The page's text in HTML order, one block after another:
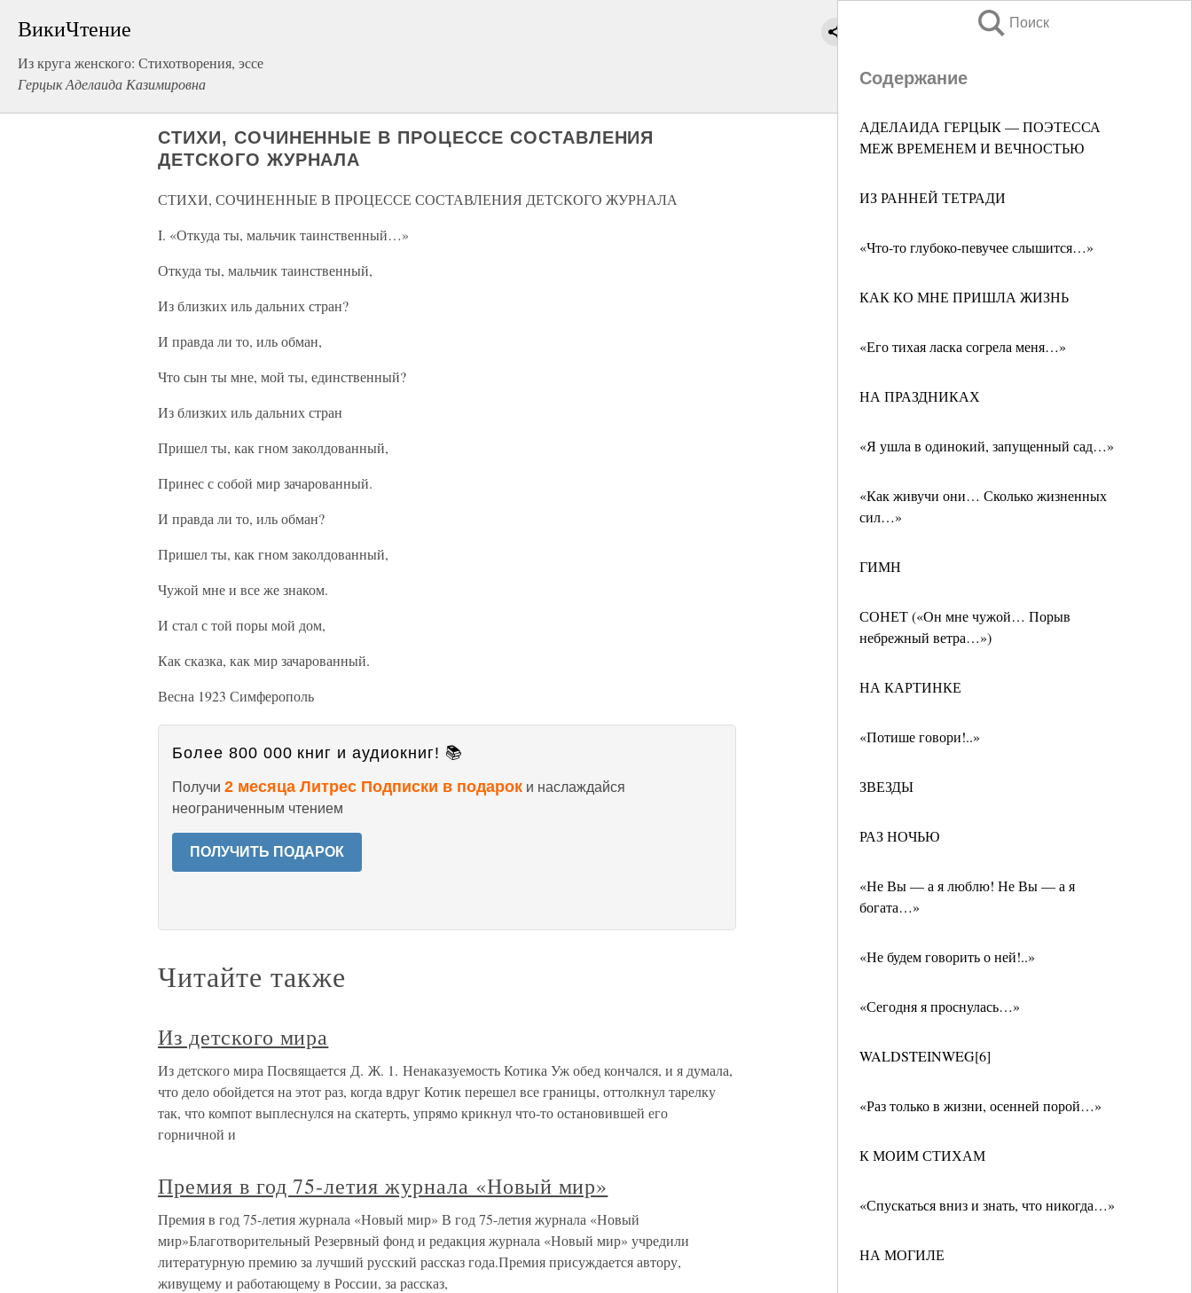
ВикиЧтение
Из круга женского: Стихотворения, эссе
Герцык Аделаида Казимировна
Поиск
Содержание
АДЕЛАИДА ГЕРЦЫК — ПОЭТЕССА
МЕЖ ВРЕМЕНЕМ И ВЕЧНОСТЬЮ
ИЗ РАННЕЙ ТЕТРАДИ
«Что-то глубоко-певучее слышится…»
КАК КО МНЕ ПРИШЛА ЖИЗНЬ
«Его тихая ласка согрела меня…»
НА ПРАЗДНИКАХ
«Я ушла в одинокий, запущенный сад…»
«Как живучи они… Сколько жизненных
сил…»
ГИМН
СОНЕТ («Он мне чужой… Порыв
небрежный ветра…»)
НА КАРТИНКЕ
«Потише говори!..»
ЗВЕЗДЫ
РАЗ НОЧЬЮ
«Не Вы — а я люблю! Не Вы — а я
богата…»
«Не будем говорить о ней!..»
«Сегодня я проснулась…»
WALDSTEINWEG[6]
«Раз только в жизни, осенней порой…»
К МОИМ СТИХАМ
«Спускаться вниз и знать, что никогда…»
НА МОГИЛЕ
СТИХИ, СОЧИНЕННЫЕ В ПРОЦЕССЕ СОСТАВЛЕНИЯ
ДЕТСКОГО ЖУРНАЛА
СТИХИ, СОЧИНЕННЫЕ В ПРОЦЕССЕ СОСТАВЛЕНИЯ ДЕТСКОГО ЖУРНАЛА
I. «Откуда ты, мальчик таинственный…»
Откуда ты, мальчик таинственный,
Из близких иль дальних стран?
И правда ли то, иль обман,
Что сын ты мне, мой ты, единственный?
Из близких иль дальних стран
Пришел ты, как гном заколдованный,
Принес с собой мир зачарованный.
И правда ли то, иль обман?
Пришел ты, как гном заколдованный,
Чужой мне и все же знаком.
И стал с той поры мой дом,
Как сказка, как мир зачарованный.
Весна 1923 Симферополь
Более 800 000 книг и аудиокниг! 📚
Получи 2 месяца Литрес Подписки в подарок и наслаждайся
неограниченным чтением
ПОЛУЧИТЬ ПОДАРОК
Читайте также
Из детского мира
Из детского мира Посвящается Д. Ж. 1. Ненаказуемость Котика Уж обед кончался, и я думала,
что дело обойдется на этот раз, когда вдруг Котик перешел все границы, оттолкнул тарелку
так, что компот выплеснулся на скатерть, упрямо крикнул что-то остановившей его
горничной и
Премия в год 75-летия журнала «Новый мир»
Премия в год 75-летия журнала «Новый мир» В год 75-летия журнала «Новый
мир»Благотворительный Резервный фонд и редакция журнала «Новый мир» учредили
литературную премию за лучший русский рассказ года.Премия присуждается автору,
живущему и работающему в России, за рассказ,